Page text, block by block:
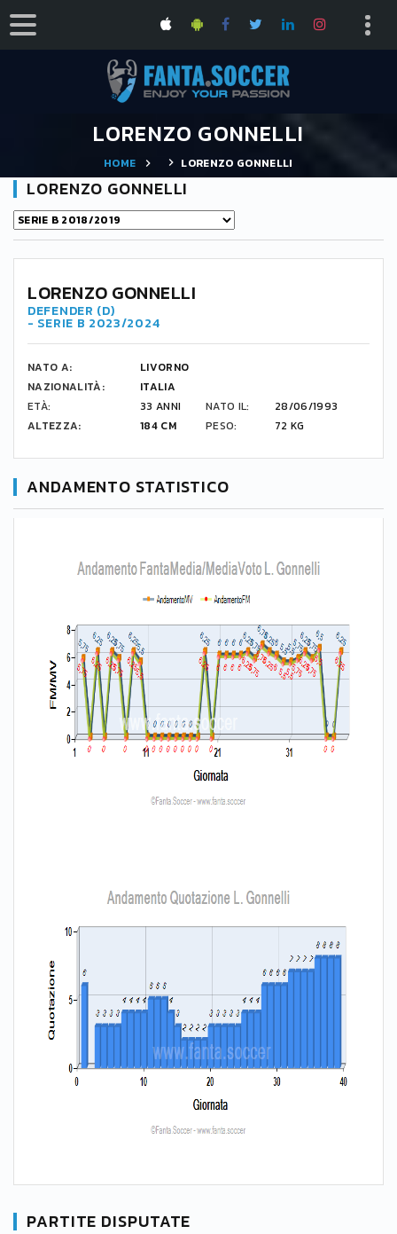
LORENZO GONNELLI
HOME LORENZO GONNELLI
LORENZO GONNELLI
LORENZO GONNELLI
DEFENDER (D)
- SERIE B 2023/2024
NATO A:
LIVORNO
NAZIONALITÀ:
ITALIA
ETÀ:
33 ANNI NATO IL:
28/06/1993
ALTEZZA:
184 CM PESO: 72 KG
ANDAMENTO STATISTICO
PARTITE DISPUTATE